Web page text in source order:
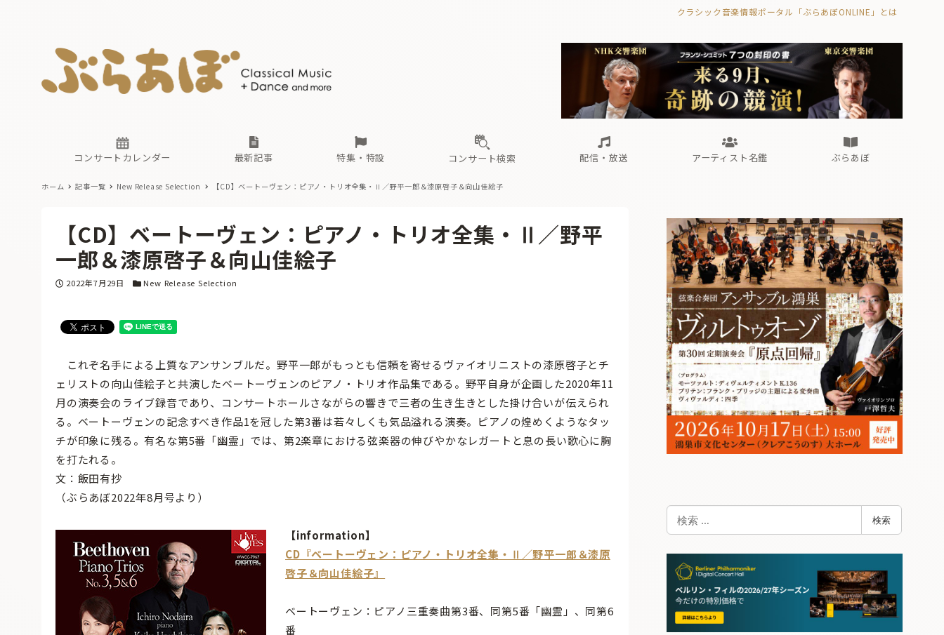
クラシック音楽情報ポータル「ぶらあぼONLINE」とは
コンサートカレンダー 最新記事
古楽とその先と オーケストラの楽屋から 海の向こうの音楽家 Aからの眺望 ぶらあぼブラス！
フォルテピアノ・オデッセイ
過去の連載
特集・特設
現場のプロが推す！間違いないオーケストラコンサート
過去の特集
コンサート検索 配信・放送
無料ライブ配信スケジュール 有料ライブ配信スケジュール
アーティスト名鑑
あ か さ な ま や
ぶらあぼ
古楽とその先と Aからの眺望 ぶらあぼブラス！
フォルテピアノ・オデッセイ
無料ライブ配信スケジュール
あ か さ
ホーム 記事一覧 New Release Selection 【CD】ベートーヴェン：ピアノ・トリオ全集・Ⅱ／野平一郎＆漆原啓子＆向山佳絵子
【CD】ベートーヴェン：ピアノ・トリオ全集・Ⅱ／野平
一郎＆漆原啓子＆向山佳絵子
投稿日
2022年7月29日 カテゴリー
New Release Selection
これぞ名手による上質なアンサンブルだ。野平一郎がもっとも信頼を寄せるヴァイオリニストの漆原啓子とチ
ェリストの向山佳絵子と共演したベートーヴェンのピアノ・トリオ作品集である。野平自身が企画した2020年11
月の演奏会のライブ録音であり、コンサートホールさながらの響きで三者の生き生きとした掛け合いが伝えられ
る。ベートーヴェンの記念すべき作品1を冠した第3番は若々しくも気品溢れる演奏。ピアノの煌めくようなタッ
チが印象に残る。有名な第5番「幽霊」では、第2楽章における弦楽器の伸びやかなレガートと息の長い歌心に胸
を打たれる。
文：飯田有抄
（ぶらあぼ2022年8月号より）
【information】
CD『ベートーヴェン：ピアノ・トリオ全集・Ⅱ／野平一郎＆漆原
啓子＆向山佳絵子』
ベートーヴェン：ピアノ三重奏曲第3番、同第5番「幽霊」、同第6
番
検
索
検索